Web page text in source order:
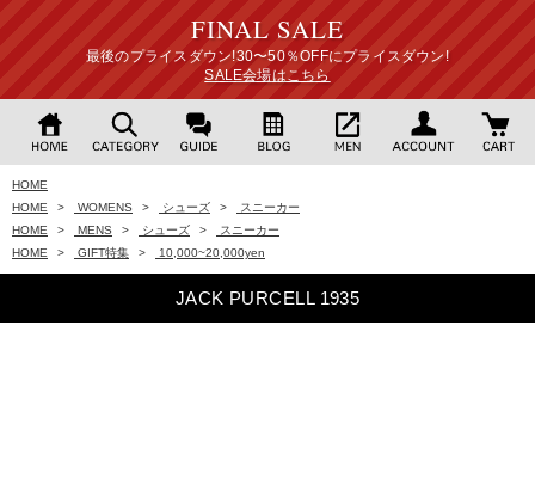
FINAL SALE
最後のプライスダウン!30〜50％OFFにプライスダウン!
SALE会場はこちら
HOME
HOME
> WOMENS > シューズ >
スニーカー
HOME
> MENS > シューズ >
スニーカー
HOME
> GIFT特集 > 10,000~20,000yen
JACK PURCELL 1935